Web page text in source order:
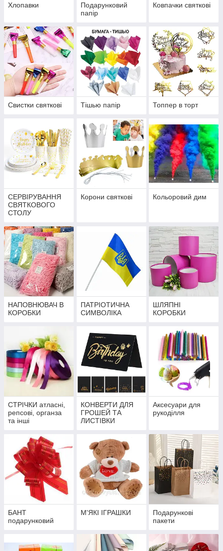
Хлопавки
Подарунковий
папір
Ковпачки святкові
Свистки святкові Тішью папір Топпер в торт
СЕРВІРУВАННЯ
СВЯТКОВОГО
СТОЛУ
Корони святкові Кольоровий дим
НАПОВНЮВАЧ В
КОРОБКИ
ПАТРІОТИЧНА
СИМВОЛІКА
ШЛЯПНІ
КОРОБКИ
СТРІЧКИ атласні,
репсові, органза
та інші
КОНВЕРТИ ДЛЯ
ГРОШЕЙ ТА
ЛИСТІВКИ
Аксесуари для
рукоділля
БАНТ
подарунковий
М'ЯКІ ІГРАШКИ
Подарункові
пакети